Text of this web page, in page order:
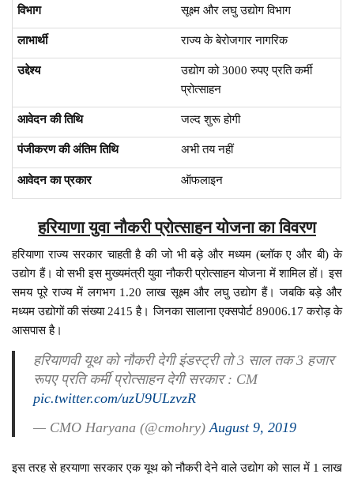
विभाग सूक्ष्म और लघु उद्योग विभाग
लाभार्थी राज्य के बेरोजगार नागरिक
उद्देश्य
उद्योग को 3000 रुपए प्रति कर्मी
प्रोत्साहन
आवेदन की तिथि जल्द शुरू होगी
पंजीकरण की अंतिम तिथि अभी तय नहीं
आवेदन का प्रकार ऑफलाइन
हरियाणा युवा नौकरी प्रोत्साहन योजना का विवरण
हरियाणा राज्य सरकार चाहती है की जो भी बड़े और मध्यम (ब्लॉक ए और बी) के
उद्योग हैं। वो सभी इस मुख्यमंत्री युवा नौकरी प्रोत्साहन योजना में शामिल हों। इस
समय पूरे राज्य में लगभग 1.20 लाख सूक्ष्म और लघु उद्योग हैं। जबकि बड़े और
मध्यम उद्योगों की संख्या 2415 है। जिनका सालाना एक्सपोर्ट 89006.17 करोड़ के
आसपास है।
हरियाणवी यूथ को नौकरी देगी इंडस्ट्री तो 3 साल तक 3 हजार
रूपए प्रति कर्मी प्रोत्साहन देगी सरकार : CM
pic.twitter.com/uzU9ULzvzR
— CMO Haryana (@cmohry)August 9, 2019
इस तरह से हरयाणा सरकार एक यूथ को नौकरी देने वाले उद्योग को साल में 1 लाख